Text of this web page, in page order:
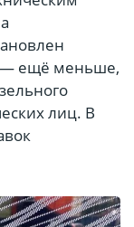
— ещё меньше,
лиц. В